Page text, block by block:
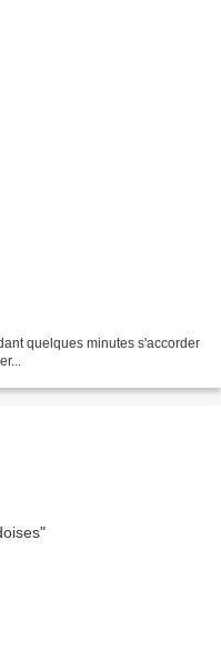
quelques minutes s'accorder